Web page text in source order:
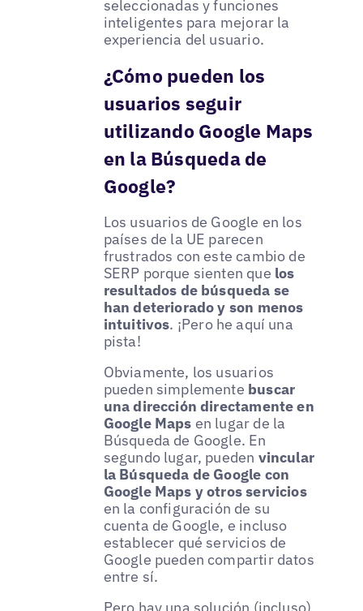
seleccionadas y funciones
inteligentes para mejorar la
experiencia del usuario.
¿Cómo pueden los
usuarios seguir
utilizando Google Maps
en la Búsqueda de
Google?
Los usuarios de Google en los
países de la UE parecen
frustrados con este cambio de
SERP porque sienten que los
resultados de búsqueda se
han deteriorado y son menos
intuitivos. ¡Pero he aquí una
pista!
Obviamente, los usuarios
pueden simplemente buscar
una dirección directamente en
Google Maps en lugar de la
Búsqueda de Google. En
segundo lugar, pueden vincular
la Búsqueda de Google con
Google Maps y otros servicios
en la configuración de su
cuenta de Google, e incluso
establecer qué servicios de
Google pueden compartir datos
entre sí.
Pero hay una solución (incluso)